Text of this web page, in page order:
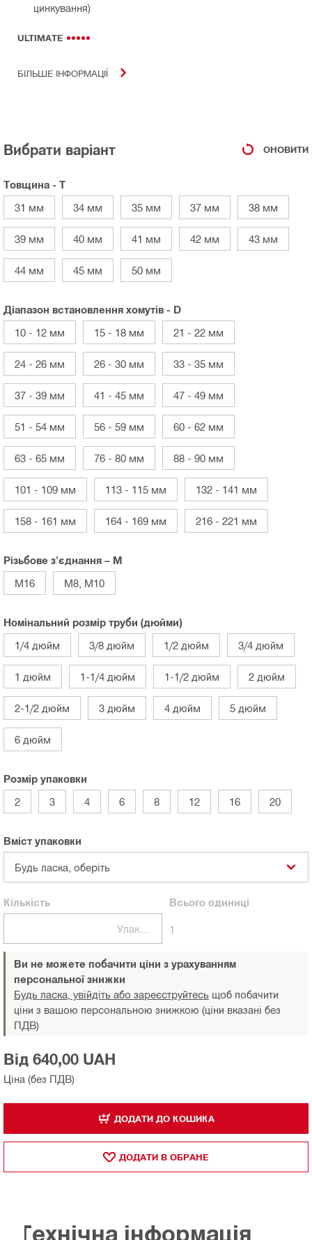
цинкування)
ULTIMATE
БІЛЬШЕ ІНФОРМАЦІЇ
Вибрати варіант ОНОВИТИ
Товщина - T
31 мм
34 мм 35 мм 37 мм 38 мм
39 мм 40 мм 41 мм 42 мм 43 мм
44 мм 45 мм 50 мм
Діапазон встановлення хомутів - D
10 - 12 мм
15 - 18 мм 21 - 22 мм
24 - 26 мм 26 - 30 мм 33 - 35 мм
37 - 39 мм 41 - 45 мм 47 - 49 мм
51 - 54 мм 56 - 59 мм 60 - 62 мм
63 - 65 мм 76 - 80 мм 88 - 90 мм
101 - 109 мм 113 - 115 мм 132 - 141 мм
158 - 161 мм 164 - 169 мм 216 - 221 мм
Різьбове з'єднання – M
M16
M8, M10
Номінальний розмір труби (дюйми)
1/4 дюйм
3/8 дюйм 1/2 дюйм 3/4 дюйм
1 дюйм 1-1/4 дюйм 1-1/2 дюйм 2 дюйм
2-1/2 дюйм 3 дюйм 4 дюйм 5 дюйм
6 дюйм
Розмір упаковки
2
3 4 6 8 12 16 20
Вміст упаковки
Будь ласка, оберіть
Кількість
Упаковки
Всьогоодиниці
1
Ви не можете побачити ціни з урахуванням
персональної знижки
Будь ласка, увійдіть або зареєструйтесь щоб побачити
ціни з вашою персональною знижкою (ціни вказані без
ПДВ)
Ціна (без ПДВ)
Від 640,00 UAH
ДОДАТИ ДО КОШИКА
ДОДАТИ В ОБРАНЕ
Технічна інформація